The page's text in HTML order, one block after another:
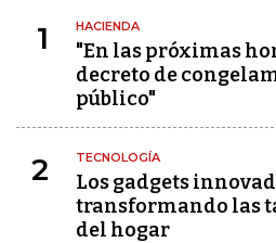
1 HACIENDA
"En las próximas
decreto de
público"
2 TECNOLOGÍA
Los gadgets
transformando las
del hogar